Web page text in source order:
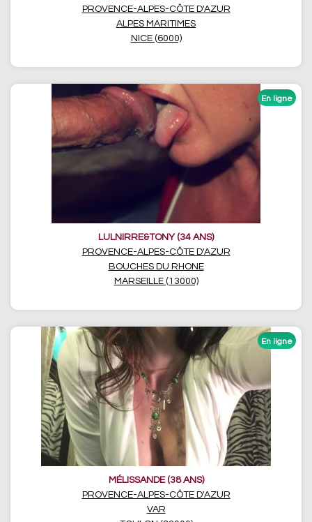
PROVENCE-ALPES-CÔTE D'AZUR
ALPES MARITIMES
NICE (6000)
LULNIRRE&TONY (34 ANS)
PROVENCE-ALPES-CÔTE D'AZUR
BOUCHES DU RHONE
MARSEILLE (13000)
MÉLISSANDE (38 ANS)
PROVENCE-ALPES-CÔTE D'AZUR
VAR